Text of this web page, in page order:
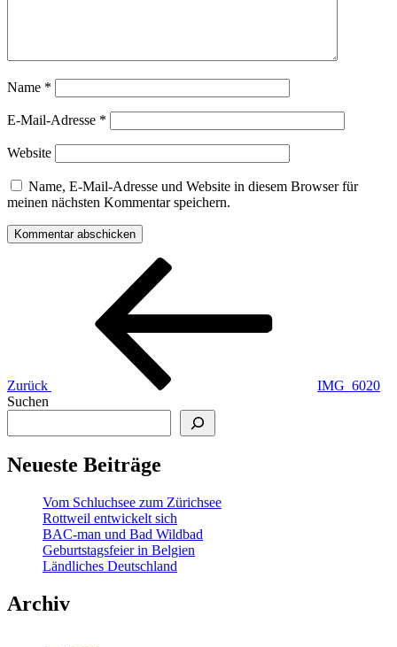
Name *
E-Mail-Adresse *
Website
Name, E-Mail-Adresse und Website in diesem Browser für
meinen nächsten Kommentar speichern.
Beitragsnavigation
Zurück
IMG_6020
Suchen
Neueste Beiträge
Vom Schluchsee zum Zürichsee
Rottweil entwickelt sich
BAC-man und Bad Wildbad
Geburtstagsfeier in Belgien
Ländliches Deutschland
Archiv